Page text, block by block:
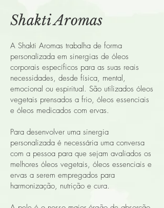
Shakti Aromas
A Shakti Aromas trabalha de forma
personalizada em sinergias de óleos
corporais específicos para as suas reais
necessidades, desde física, mental,
emocional ou espiritual. São utilizados óleos
vegetais prensados a frio, óleos essenciais
e óleos medicados com ervas.
Para desenvolver uma sinergia
personalizada é necessária uma conversa
com a pessoa para que sejam avaliados os
melhores óleos vegetais, óleos essenciais e
ervas a serem empregados para
harmonização, nutrição e cura.